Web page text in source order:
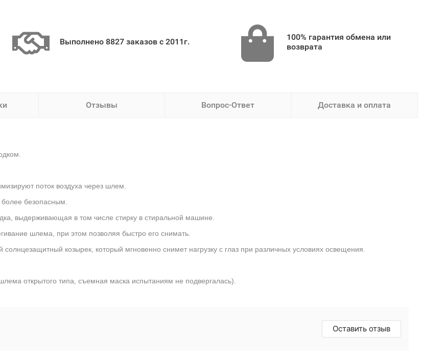
Выполнено 8827 заказов с 2011г.
100% гарантия обмена или
возврата
Отзывы Вопрос-Ответ Доставка и оплата
поток воздуха через шлем.
безопасным.
выдерживающая в том числе стирку в стиральной машине.
шлема, при этом позволяя быстро его снимать.
козырек, который мгновенно снимет нагрузку с глаз при различных условиях освещения.
открытого типа, съемная маска испытаниям не подвергалась).